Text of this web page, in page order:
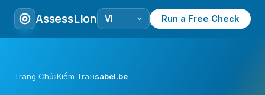
AssessLion Run a Free Check
Trang Chủ›Kiểm Tra›isabel.be